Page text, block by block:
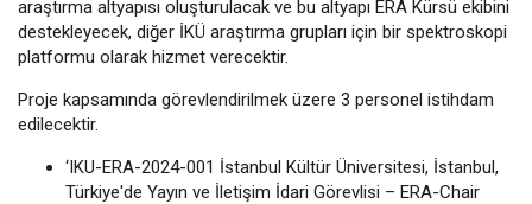
araştırma altyapısı oluşturulacak ve bu altyapı ERA Kürsü ekibini
destekleyecek, diğer İKÜ araştırma grupları için bir spektroskopi
platformu olarak hizmet verecektir.
Proje kapsamında görevlendirilmek üzere 3 personel istihdam
edilecektir.
‘IKU-ERA-2024-001 İstanbul Kültür Üniversitesi, İstanbul,
Türkiye'de Yayın ve İletişim İdari Görevlisi – ERA-Chair